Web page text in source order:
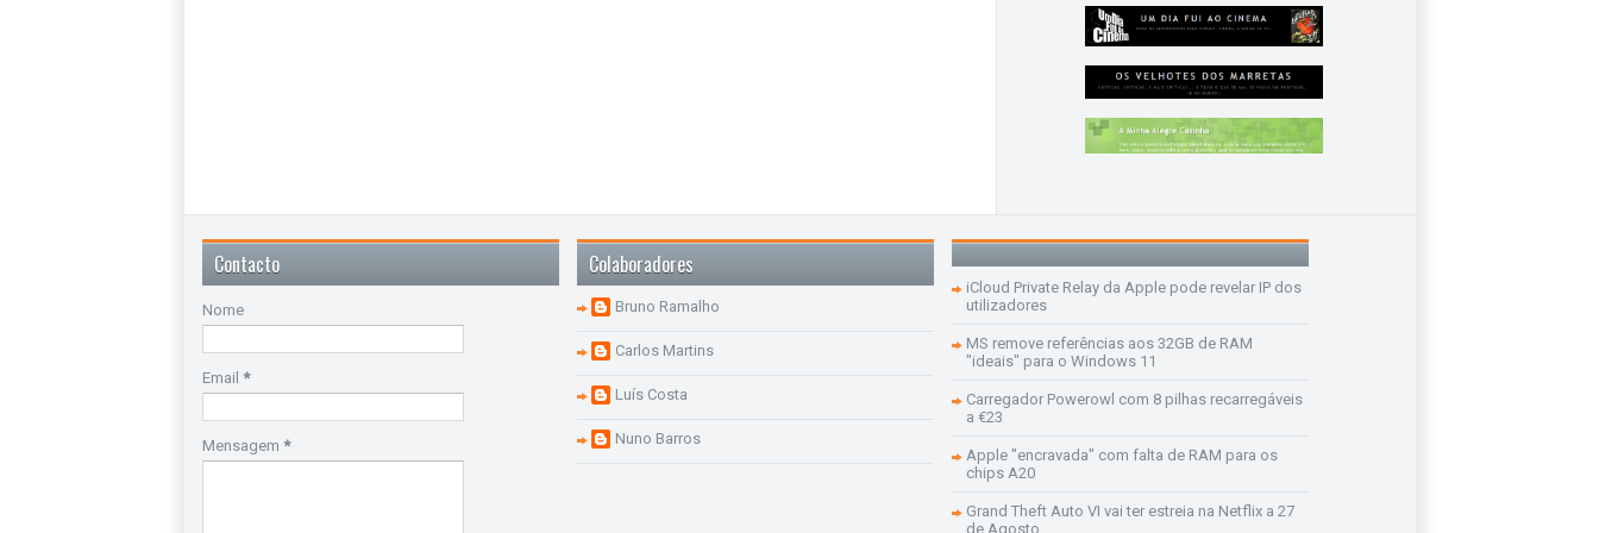
Contacto
Nome
Email *
Mensagem *
Colaboradores
Bruno Ramalho
Carlos Martins
Luís Costa
Nuno Barros
iCloud Private Relay da Apple pode revelar IP dos
utilizadores
MS remove referências aos 32GB de RAM
"ideais" para o Windows 11
Carregador Powerowl com 8 pilhas recarregáveis
a €23
Apple "encravada" com falta de RAM para os
chips A20
Grand Theft Auto VI vai ter estreia na Netflix a 27
de Agosto